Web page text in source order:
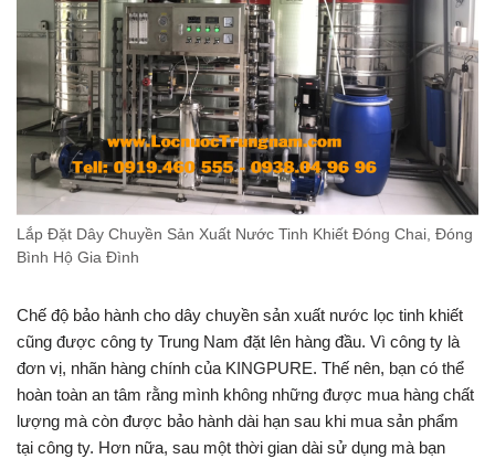
Lắp Đặt Dây Chuyền Sản Xuất Nước Tinh Khiết Đóng Chai, Đóng
Bình Hộ Gia Đình
Chế độ bảo hành cho dây chuyền sản xuất nước lọc tinh khiết
cũng được công ty Trung Nam đặt lên hàng đầu. Vì công ty là
đơn vị, nhãn hàng chính của KINGPURE. Thế nên, bạn có thể
hoàn toàn an tâm rằng mình không những được mua hàng chất
lượng mà còn được bảo hành dài hạn sau khi mua sản phẩm
tại công ty. Hơn nữa, sau một thời gian dài sử dụng mà bạn